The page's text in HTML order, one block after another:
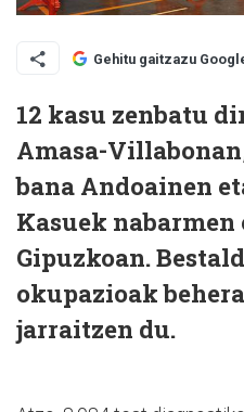
Gehitu gaitzazu
12 kasu zenbatu
Amasa-
bana Andoainen
Kasuek
Gipuzkoan.
okupazioak
jarraitzen du.